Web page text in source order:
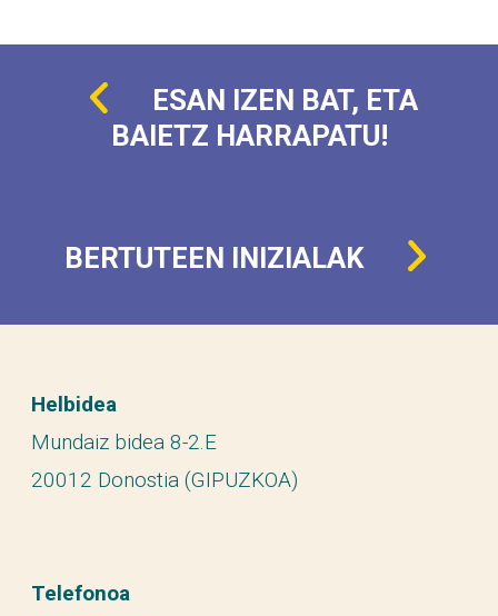
ESAN IZEN BAT, ETA
BAIETZ HARRAPATU!
BERTUTEEN INIZIALAK
Helbidea
Mundaiz bidea 8-2.E
20012 Donostia (GIPUZKOA)
Telefonoa